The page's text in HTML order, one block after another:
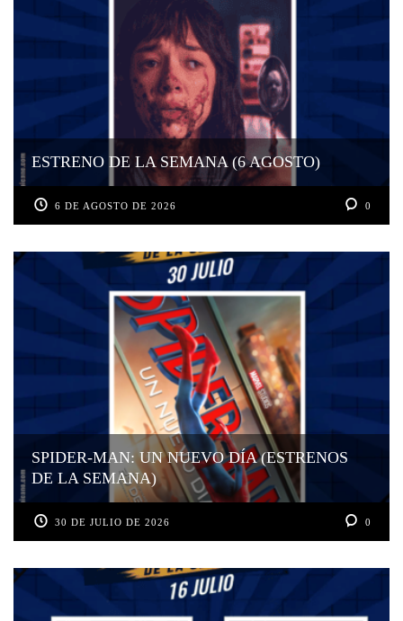
ESTRENO DE LA SEMANA (6 AGOSTO)
6 DE AGOSTO DE 2026 0
SPIDER-MAN: UN NUEVO DÍA (ESTRENOS
DE LA SEMANA)
30 DE JULIO DE 2026 0